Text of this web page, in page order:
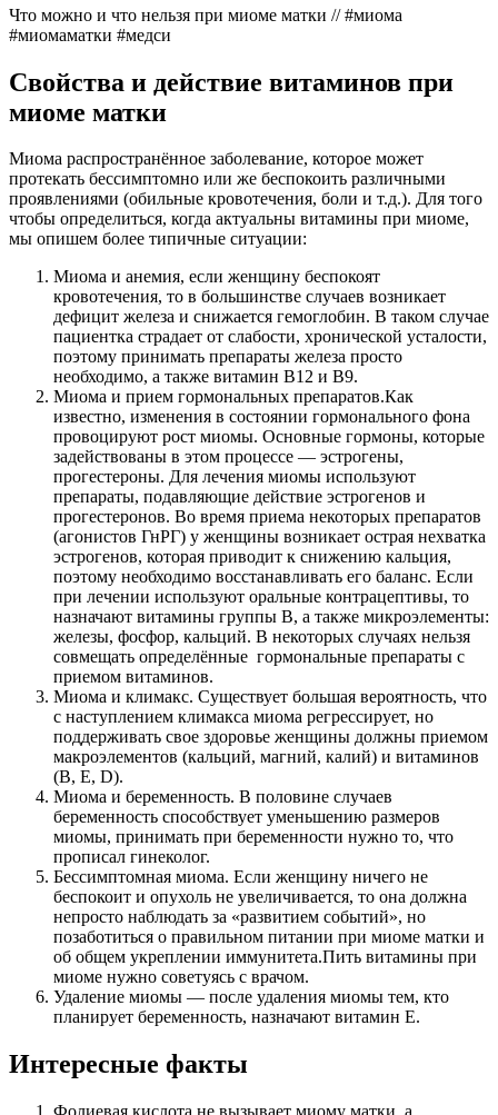
Что можно и что нельзя при миоме матки // #миома
#миомаматки #медси
Свойства и действие витаминов при
миоме матки
Миома распространённое заболевание, которое может
протекать бессимптомно или же беспокоить различными
проявлениями (обильные кровотечения, боли и т.д.). Для того
чтобы определиться, когда актуальны витамины при миоме,
мы опишем более типичные ситуации:
Миома и анемия, если женщину беспокоят
кровотечения, то в большинстве случаев возникает
дефицит железа и снижается гемоглобин. В таком случае
пациентка страдает от слабости, хронической усталости,
поэтому принимать препараты железа просто
необходимо, а также витамин В12 и В9.
Миома и прием гормональных препаратов.Как
известно, изменения в состоянии гормонального фона
провоцируют рост миомы. Основные гормоны, которые
задействованы в этом процессе — эстрогены,
прогестероны. Для лечения миомы используют
препараты, подавляющие действие эстрогенов и
прогестеронов. Во время приема некоторых препаратов
(агонистов ГнРГ) у женщины возникает острая нехватка
эстрогенов, которая приводит к снижению кальция,
поэтому необходимо восстанавливать его баланс. Если
при лечении используют оральные контрацептивы, то
назначают витамины группы В, а также микроэлементы:
железы, фосфор, кальций. В некоторых случаях нельзя
совмещать определённые гормональные препараты с
приемом витаминов.
Миома и климакс. Существует большая вероятность, что
с наступлением климакса миома регрессирует, но
поддерживать свое здоровье женщины должны приемом
макроэлементов (кальций, магний, калий) и витаминов
(В, Е, D).
Миома и беременность. В половине случаев
беременность способствует уменьшению размеров
миомы, принимать при беременности нужно то, что
прописал гинеколог.
Бессимптомная миома. Если женщину ничего не
беспокоит и опухоль не увеличивается, то она должна
непросто наблюдать за «развитием событий», но
позаботиться о правильном питании при миоме матки и
об общем укреплении иммунитета.Пить витамины при
миоме нужно советуясь с врачом.
Удаление миомы — после удаления миомы тем, кто
планирует беременность, назначают витамин Е.
Интересные факты